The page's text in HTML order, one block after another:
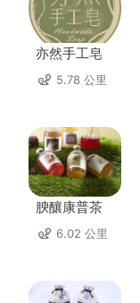
亦然手工皂
5.78 公里
腴釀康普茶
6.02 公里